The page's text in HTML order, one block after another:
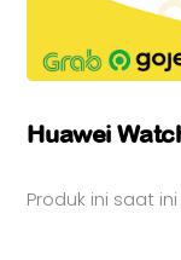
Huawei
Produk ini saat